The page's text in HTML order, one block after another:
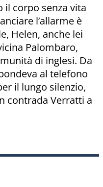
il corpo senza vita
l’allarme è
Helen, anche lei
Palombaro,
di inglesi. Da
al telefono
il lungo silenzio,
contrada Verratti a